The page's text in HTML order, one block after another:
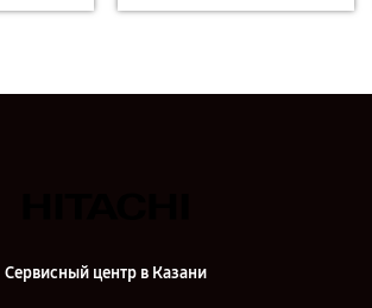
Сервисный центр в Казани